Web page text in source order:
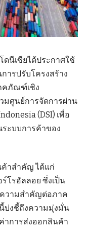
นีเซียได้ประกาศใช้
ารปรับโครงสร้าง
คภัณฑ์เชิง
มศูนย์การจัดการผ่าน
(DSI) เพื่อ
ะบบการค้าของ
าสำคัญ ได้แก่
โรอัลลอย ซึ่งเป็น
วามสำคัญต่อภาค
บ่งชี้ถึงความมุ่งมั่น
าการส่งออกสินค้า